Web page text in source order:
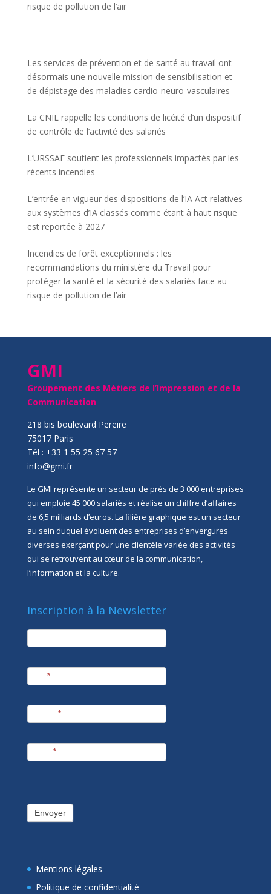
risque de pollution de l’air
Les services de prévention et de santé au travail ont
désormais une nouvelle mission de sensibilisation et
de dépistage des maladies cardio-neuro-vasculaires
La CNIL rappelle les conditions de licéité d’un dispositif
de contrôle de l’activité des salariés
L’URSSAF soutient les professionnels impactés par les
récents incendies
L’entrée en vigueur des dispositions de l’IA Act relatives
aux systèmes d’IA classés comme étant à haut risque
est reportée à 2027
Incendies de forêt exceptionnels : les
recommandations du ministère du Travail pour
protéger la santé et la sécurité des salariés face au
risque de pollution de l’air
GMI
Groupement des Métiers de l’Impression et de la
Communication
218 bis boulevard Pereire
75017 Paris
Tél : +33 1 55 25 67 57
info@gmi.fr
Le GMI représente un secteur de près de 3 000 entreprises
qui emploie 45 000 salariés et réalise un chiffre d’affaires
de 6,5 milliards d’euros. La filière graphique est un secteur
au sein duquel évoluent des entreprises d’envergures
diverses exerçant pour une clientèle variée des activités
qui se retrouvent au cœur de la communication,
l’information et la culture.
Inscription à la Newsletter
newsletter
*
*
*
Envoyer
Mentions légales
Politique de confidentialité